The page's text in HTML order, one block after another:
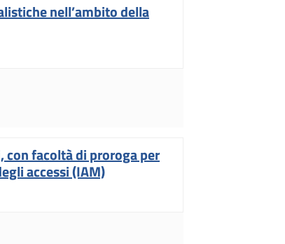
nell’ambito della
con facoltà di proroga per
accessi (IAM)